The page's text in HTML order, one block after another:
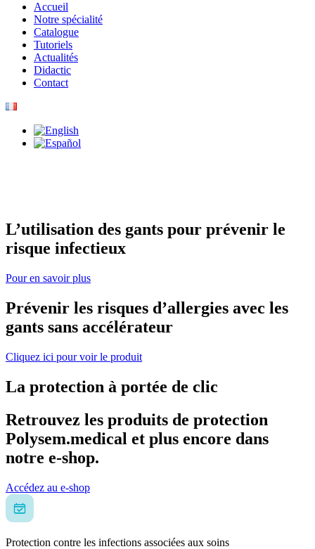
Accueil
Notre spécialité
Catalogue
Tutoriels
Actualités
Didactic
Contact
L’utilisation des gants pour prévenir le
risque infectieux
Pour en savoir plus
Prévenir les risques d’allergies avec les
gants sans accélérateur
Cliquez ici pour voir le produit
La protection à portée de clic
Retrouvez les produits de protection
Polysem.medical et plus encore dans
notre e-shop.
Accédez au e-shop
Protection contre les infections associées aux soins